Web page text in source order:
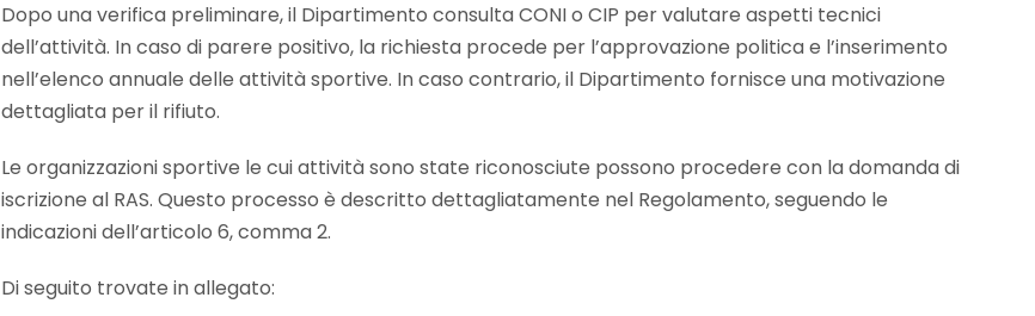
Dopo una verifica preliminare, il Dipartimento consulta CONI o CIP per valutare aspetti tecnici
dell’attività. In caso di parere positivo, la richiesta procede per l’approvazione politica e l’inserimento
nell’elenco annuale delle attività sportive. In caso contrario, il Dipartimento fornisce una motivazione
dettagliata per il rifiuto.
Le organizzazioni sportive le cui attività sono state riconosciute possono procedere con la domanda di
iscrizione al RAS. Questo processo è descritto dettagliatamente nel Regolamento, seguendo le
indicazioni dell’articolo 6, comma 2.
Di seguito trovate in allegato: